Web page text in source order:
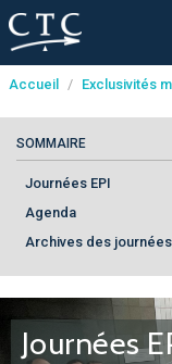
Panneau de gestion
Accueil / Exclusivités
SOMMAIRE
Journées EPI
Agenda
Archives des journées
Journées